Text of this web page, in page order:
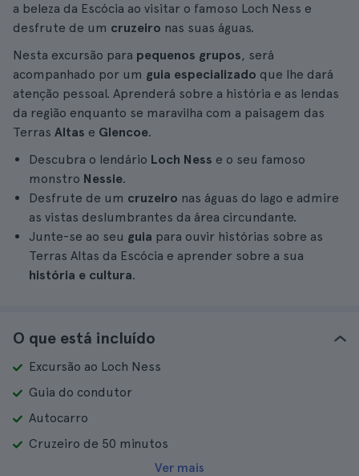
a beleza da Escócia ao visitar o famoso Loch Ness e
desfrute de um cruzeiro nas suas águas.
Nesta excursão para pequenos grupos, será
acompanhado por um guia especializado que lhe dará
atenção pessoal. Aprenderá sobre a história e as lendas
da região enquanto se maravilha com a paisagem das
Terras Altas e Glencoe.
Descubra o lendário Loch Ness e o seu famoso
monstro Nessie.
Desfrute de um cruzeiro nas águas do lago e admire
as vistas deslumbrantes da área circundante.
Junte-se ao seu guia para ouvir histórias sobre as
Terras Altas da Escócia e aprender sobre a sua
história e cultura.
O que está incluído
Excursão ao Loch Ness
Guia do condutor
Autocarro
Cruzeiro de 50 minutos
Ver mais